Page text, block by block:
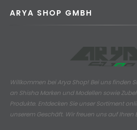
ARYA SHOP GMBH
Willkommen bei Arya Shop! Bei uns finden
an Shisha Marken und Modellen sowie
Produkte. Entdecken Sie unser Sortiment
unserem Geschäft. Wir freuen uns auf Ihren